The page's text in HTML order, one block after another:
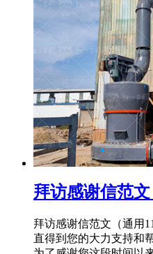
拜访感谢信范文
拜访感谢信范文（通用
直得到您的大力支持和